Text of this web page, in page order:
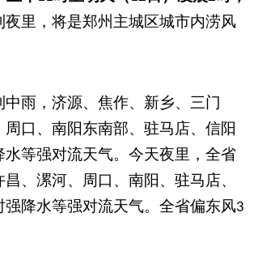
夜里，将是郑州 主城区城市内涝风
雨，济源、焦作、新乡、三门
口、南阳东南部、驻马店、信阳
等强对流天气。今天夜里，全省
、漯河、周口、南阳、驻马店、
降水等强对流天气。全省偏东风3